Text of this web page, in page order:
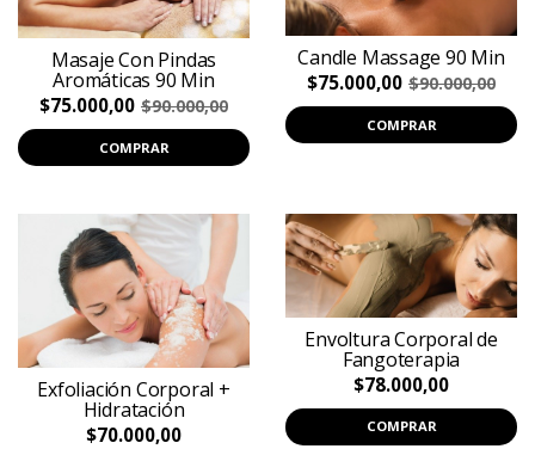
Masaje Con Pindas
Aromáticas 90 Min
$75.000,00 $90.000,00
COMPRAR
Candle Massage 90 Min
$75.000,00 $90.000,00
COMPRAR
Exfoliación Corporal +
Hidratación
$70.000,00
Envoltura Corporal de
Fangoterapia
$78.000,00
COMPRAR